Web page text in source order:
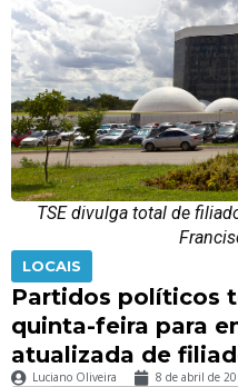
TSE divulga total de
LOCAIS
Partidos políticos
quinta-feira para
atualizada de
Luciano Oliveira 8 de abril de